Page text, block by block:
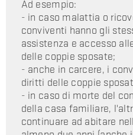
Ad esempio:
- in caso malattia o
conviventi hanno gli
assistenza e accesso
delle coppie sposate;
- anche in carcere, i
diritti delle coppie
- in caso di morte del
della casa familiare,
continuare ad abitare